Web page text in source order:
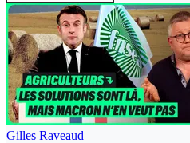
Gilles Raveaud